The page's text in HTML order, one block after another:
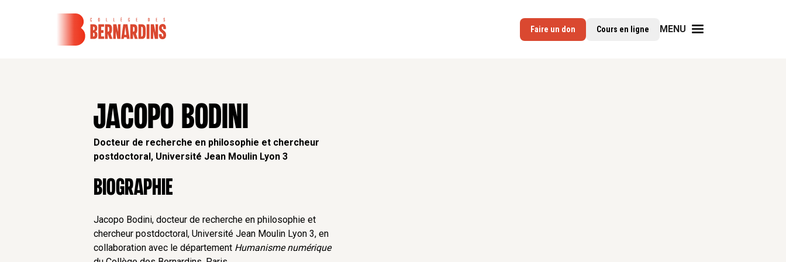
Faire un don Cours en ligne MENU
JACOPO BODINI
Docteur de recherche en philosophie et chercheur
postdoctoral, Université Jean Moulin Lyon 3
Biographie
Jacopo Bodini, docteur de recherche en philosophie et
chercheur postdoctoral, Université Jean Moulin Lyon 3, en
collaboration avec le département Humanisme numérique